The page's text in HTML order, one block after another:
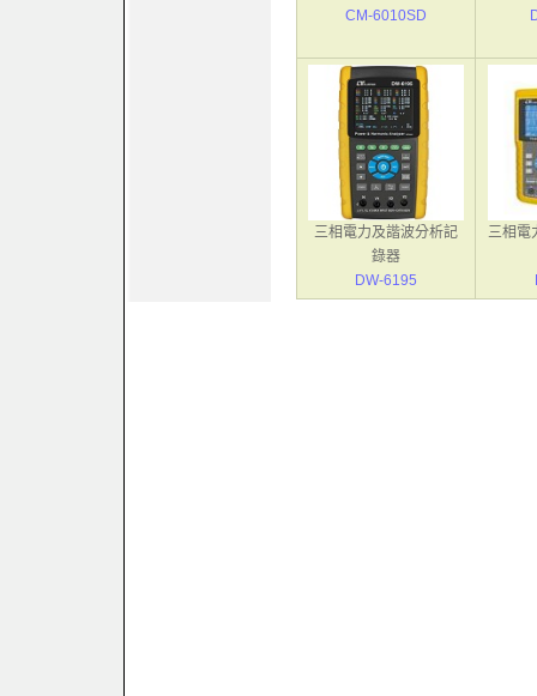
CM-6010SD
三相電力及諧波分析記
錄器
DW-6195
三相電